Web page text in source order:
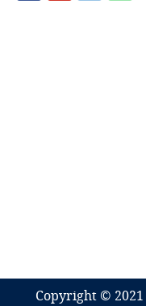
Copyright © 2021